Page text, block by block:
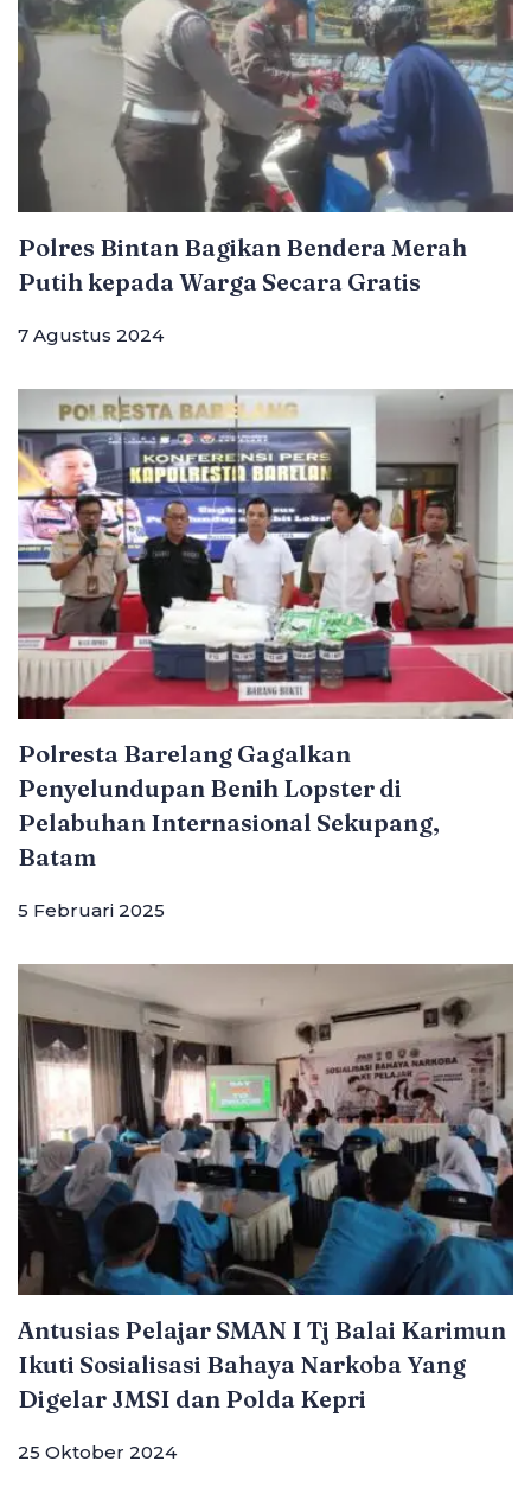
Polres Bintan Bagikan Bendera Merah
Putih kepada Warga Secara Gratis
7 Agustus 2024
Polresta Barelang Gagalkan
Penyelundupan Benih Lopster di
Pelabuhan Internasional Sekupang,
Batam
5 Februari 2025
Antusias Pelajar SMAN I Tj Balai Karimun
Ikuti Sosialisasi Bahaya Narkoba Yang
Digelar JMSI dan Polda Kepri
25 Oktober 2024